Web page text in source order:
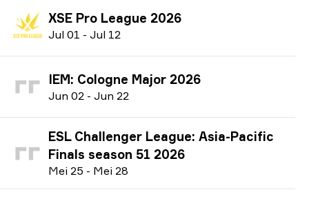
XSE Pro League 2026
Jul 01 - Jul 12
IEM: Cologne Major 2026
Jun 02 - Jun 22
ESL Challenger League: Asia-Pacific
Finals season 51 2026
Mei 25 - Mei 28